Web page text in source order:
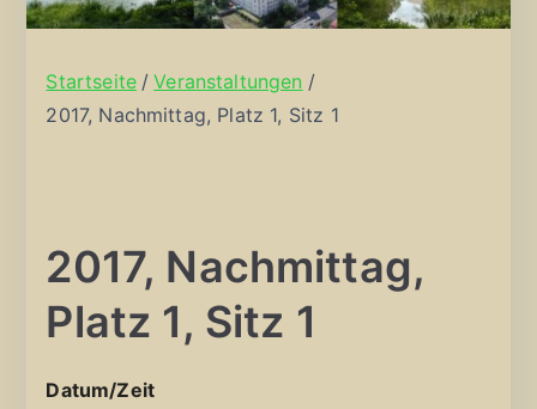
Startseite
Veranstaltungen
2017, Nachmittag, Platz 1, Sitz 1
2017, Nachmittag,
Platz 1, Sitz 1
Datum/Zeit